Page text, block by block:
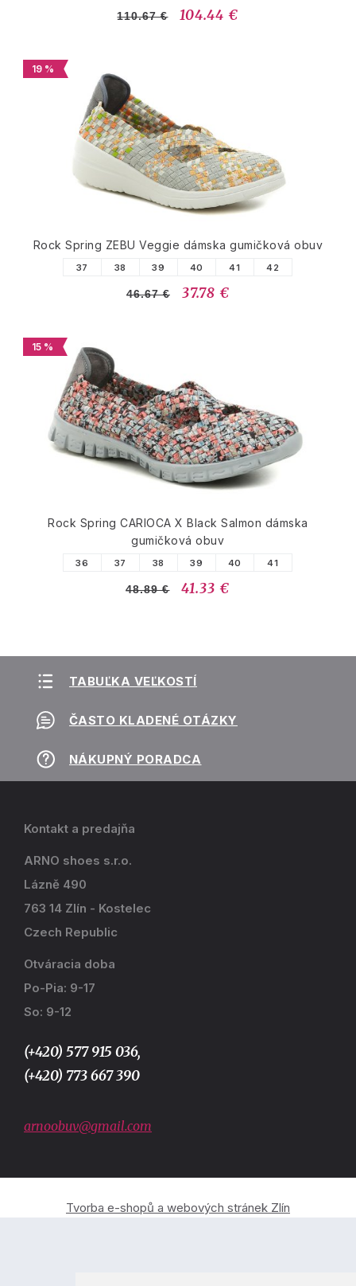
110.67 € 104.44 €
19 %
Rock Spring ZEBU Veggie dámska gumičková obuv
37 38 39 40 41 42
46.67 € 37.78 €
15 %
Rock Spring CARIOCA X Black Salmon dámska
gumičková obuv
36 37 38 39 40 41
48.89 € 41.33 €
TABUĽKA VEĽKOSTÍ
ČASTO KLADENÉ OTÁZKY
NÁKUPNÝ PORADCA
Kontakt a predajňa
ARNO shoes s.r.o.
Lázně 490
763 14 Zlín - Kostelec
Czech Republic
Otváracia doba
Po-Pia: 9-17
So: 9-12
(+420) 577 915 036,
(+420) 773 667 390
arnoobuv@gmail.com
Tvorba e-shopů a webových stránek Zlín